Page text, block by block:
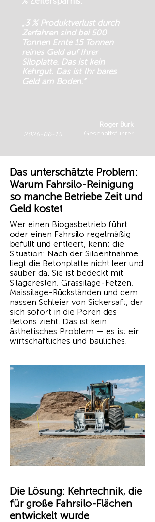
„3 % Produktverlust durch
Zerfahren sind bei 500
Tonnen Ernte 15 Tonnen
reines Geld auf Ihrer
Siloplatte. Das ist kein
Kehrgut. Das ist Ihr bares
Geld am Boden.“
2026-06-15
Roger Burk
Geschäftsführer
Das unterschätzte Problem:
Warum Fahrsilo-Reinigung
so manche Betriebe Zeit und
Geld kostet
Wer einen Biogasbetrieb führt
oder einen Fahrsilo regelmäßig
befüllt und entleert, kennt die
Situation: Nach der Siloentnahme
liegt die Betonplatte nicht leer und
sauber da. Sie ist bedeckt mit
Silageresten, Grassilage-Fetzen,
Maissilage-Rückständen und dem
nassen Schleier von Sickersaft, der
sich sofort in die Poren des
Betons zieht. Das ist kein
ästhetisches Problem — es ist ein
wirtschaftliches und bauliches.
Die Lösung: Kehrtechnik, die
für große Fahrsilo-Flächen
entwickelt wurde